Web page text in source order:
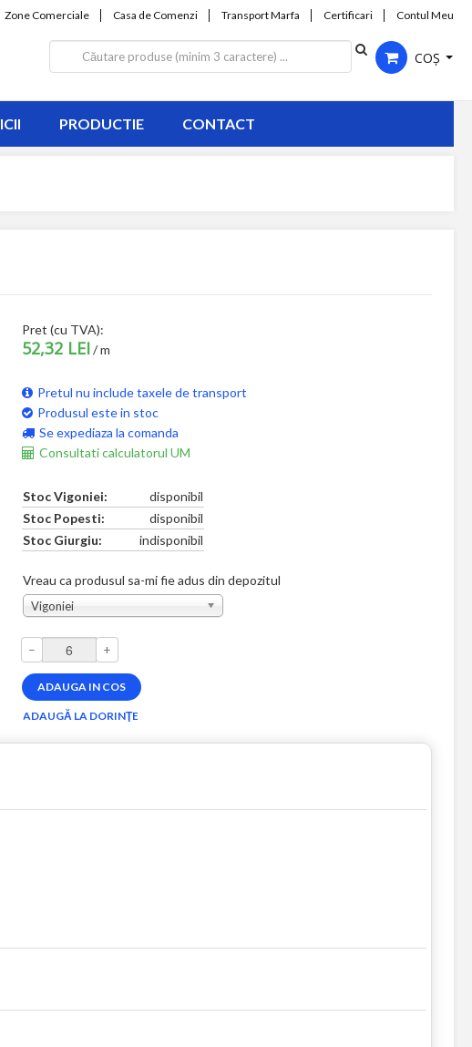
Zone Comerciale Casa de Comenzi Transport Marfa Certificari Contul Meu
COȘ
PRODUCTIE CONTACT
Pret (cu TVA):
52,32 LEI / m
Pretul nu include taxele de transport
Produsul este in stoc
Se expediaza la comanda
Consultati calculatorul UM
Stoc Vigoniei:
disponibil
Stoc Popesti:
disponibil
Stoc Giurgiu:
indisponibil
Vreau ca produsul sa-mi fie adus din depozitul
Vigoniei
– +